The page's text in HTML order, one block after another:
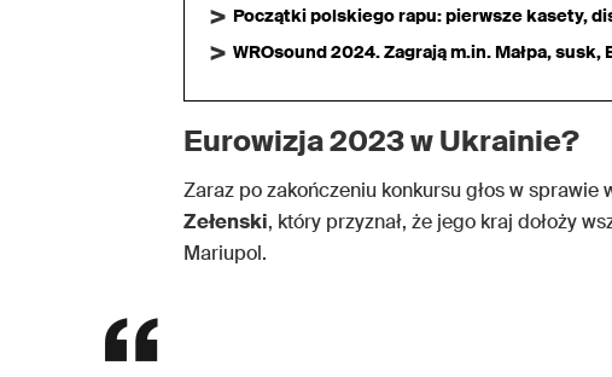
Początki polskiego rapu: pierwsze kasety,
WROsound 2024. Zagrają m.in. Małpa, susk,
Eurowizja 2023 w Ukrainie?
Zaraz po zakończeniu konkursu głos w sprawie
Zełenski, który przyznał, że jego kraj dołoży
Mariupol.